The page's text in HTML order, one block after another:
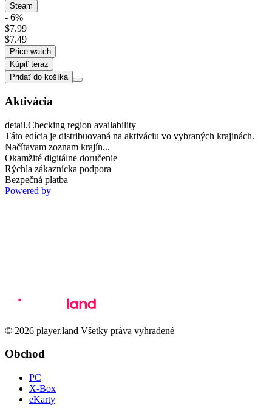
Steam
- 6%
$7.99
$7.49
Price watch
Kúpiť teraz
Pridať do košíka
Aktivácia
detail.Checking region availability
Táto edícia je distribuovaná na aktiváciu vo vybraných krajinách.
Načítavam zoznam krajín...
Okamžité digitálne doručenie
Rýchla zákaznícka podpora
Bezpečná platba
Powered by
© 2026 player.land Všetky práva vyhradené
Obchod
PC
X-Box
eKarty